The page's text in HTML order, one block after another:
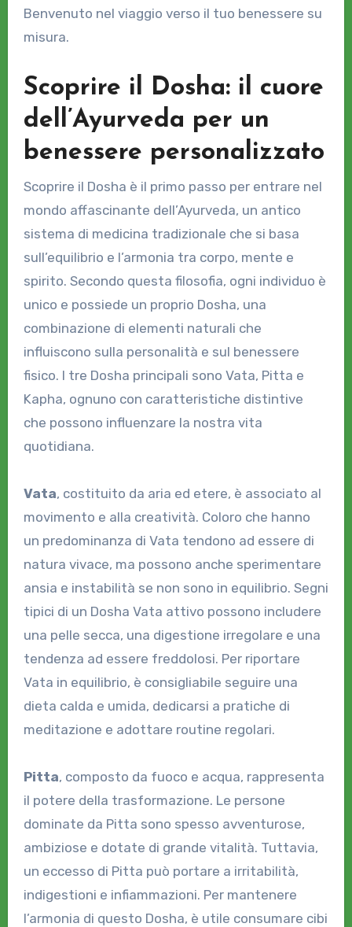
Benvenuto nel viaggio verso il tuo benessere su
misura.
Scoprire il Dosha: il cuore
dell’Ayurveda per un
benessere personalizzato
Scoprire il Dosha è il primo passo per entrare nel
mondo affascinante dell’Ayurveda, un antico
sistema di medicina tradizionale che si basa
sull’equilibrio e l’armonia tra corpo, mente e
spirito. Secondo questa filosofia, ogni individuo è
unico e possiede un proprio Dosha, una
combinazione di elementi naturali che
influiscono sulla personalità e sul benessere
fisico. I tre Dosha principali sono Vata, Pitta e
Kapha, ognuno con caratteristiche distintive
che possono influenzare la nostra vita
quotidiana.
Vata, costituito da aria ed etere, è associato al
movimento e alla creatività. Coloro che hanno
un predominanza di Vata tendono ad essere di
natura vivace, ma possono anche sperimentare
ansia e instabilità se non sono in equilibrio. Segni
tipici di un Dosha Vata attivo possono includere
una pelle secca, una digestione irregolare e una
tendenza ad essere freddolosi. Per riportare
Vata in equilibrio, è consigliabile seguire una
dieta calda e umida, dedicarsi a pratiche di
meditazione e adottare routine regolari.
Pitta, composto da fuoco e acqua, rappresenta
il potere della trasformazione. Le persone
dominate da Pitta sono spesso avventurose,
ambiziose e dotate di grande vitalità. Tuttavia,
un eccesso di Pitta può portare a irritabilità,
indigestioni e infiammazioni. Per mantenere
l’armonia di questo Dosha, è utile consumare cibi